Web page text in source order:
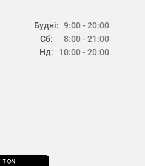
Будні:
Сб:
Нд:
9:00 - 20:00
8:00 - 21:00
10:00 - 20:00